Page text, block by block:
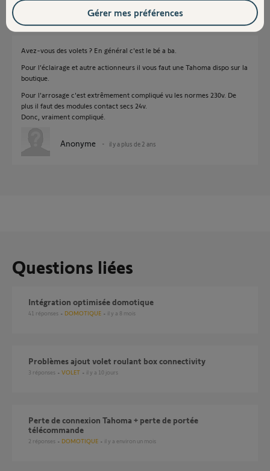
Réponses
Avez-vous des volets ? En général c'est le bé a ba.
Pour l'éclairage et autre actionneurs il vous faut une Tahoma dispo sur la
boutique.
Pour l'arrosage c'est extrêmement compliqué vu les normes 230v. De
plus il faut des modules contact secs 24v.
Donc, vraiment compliqué.
Anonyme il y a plus de 2 ans
Questions liées
Intégration optimisée domotique
41 réponses DOMOTIQUE il y a 8 mois
Problèmes ajout volet roulant box connectivity
3 réponses VOLET il y a 10 jours
perte de connexion Tahoma + perte de portée
télécommande
2 réponses DOMOTIQUE il y a environ un mois
Gérer mes préférences